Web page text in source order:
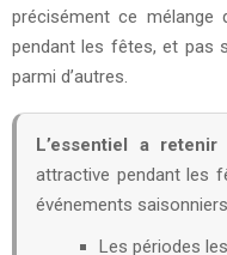
précisément ce mélange
pendant les fêtes, et pas
parmi d’autres.
L’essentiel a retenir
attractive pendant les
événements
Les périodes